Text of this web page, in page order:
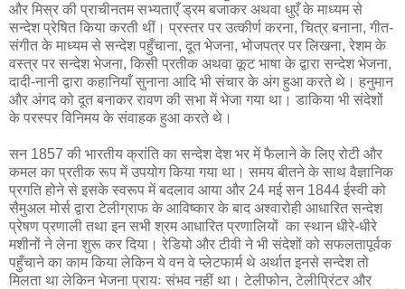
और मिस्र की प्राचीनतम सभ्यताएँ ड्रम बजाकर अथवा धुएँ के माध्यम से
सन्देश प्रेषित किया करती थीं। प्रस्तर पर उत्कीर्ण करना, चित्र बनाना, गीत-
संगीत के माध्यम से सन्देश पहुँचाना, दूत भेजना, भोजपत्र पर लिखना, रेशम के
वस्त्र पर सन्देश भेजना, किसी प्रतीक अथवा कूट भाषा के द्वारा सन्देश भेजना,
दादी-नानी द्वारा कहानियाँ सुनाना आदि भी संचार के अंग हुआ करते थे। हनुमान
और अंगद को दूत बनाकर रावण की सभा में भेजा गया था। डाकिया भी संदेशों
के परस्पर विनिमय के संवाहक हुआ करते थे।
सन 1857 की भारतीय क्रांति का सन्देश देश भर में फैलाने के लिए रोटी और
कमल का प्रतीक रूप में उपयोग किया गया था। समय बीतने के साथ वैज्ञानिक
प्रगति होने से इसके स्वरूप में बदलाव आया और 24 मई सन 1844 ईस्वी को
सैमुअल मोर्स द्वारा टेलीग्राफ के आविष्कार के बाद अश्वारोही आधारित सन्देश
प्रेषण प्रणाली तथा इन सभी श्रम आधारित प्रणालियों का स्थान धीरे-धीरे
मशीनों ने लेना शुरू कर दिया। रेडियो और टीवी ने भी संदेशों को सफलतापूर्वक
पहुँचाने का काम किया लेकिन ये वन वे प्लेटफार्म थे अर्थात इनसे सन्देश तो
मिलता था लेकिन भेजना प्रायः संभव नहीं था। टेलीफोन, टेलीप्रिंटर और